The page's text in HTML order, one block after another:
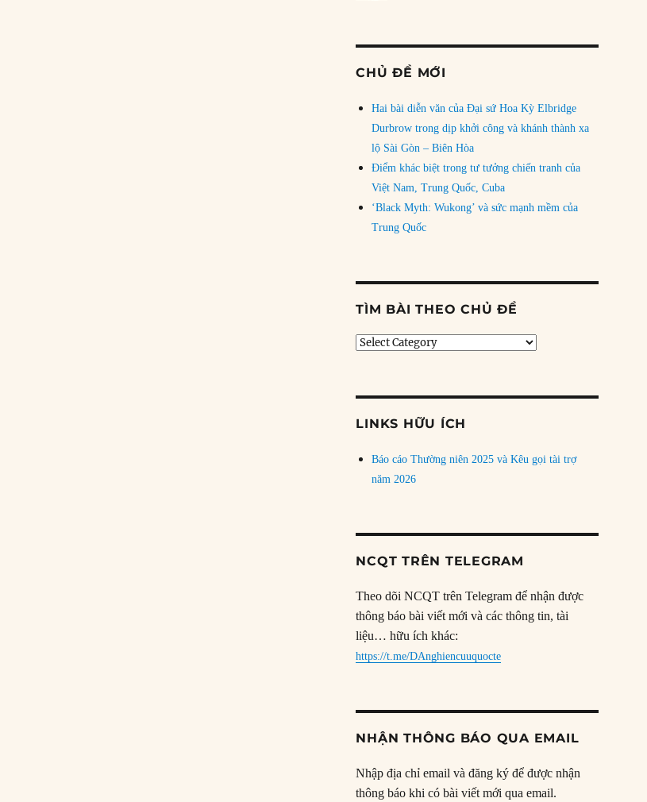
CHỦ ĐỀ MỚI
Hai bài diễn văn của Đại sứ Hoa Kỳ Elbridge
Durbrow trong dịp khởi công và khánh thành xa
lộ Sài Gòn – Biên Hòa
Điểm khác biệt trong tư tưởng chiến tranh của
Việt Nam, Trung Quốc, Cuba
‘Black Myth: Wukong’ và sức mạnh mềm của
Trung Quốc
TÌM BÀI THEO CHỦ ĐỀ
Tìm
chủ
LINKS HỮU ÍCH
Báo cáo Thường niên 2025 và Kêu gọi tài trợ
năm 2026
NCQT TRÊN TELEGRAM
Theo dõi NCQT trên Telegram để nhận được
thông báo bài viết mới và các thông tin, tài
liệu… hữu ích khác:
https://t.me/DAnghiencuuquocte
NHẬN THÔNG BÁO QUA EMAIL
Nhập địa chỉ email và đăng ký để được nhận
thông báo khi có bài viết mới qua email.